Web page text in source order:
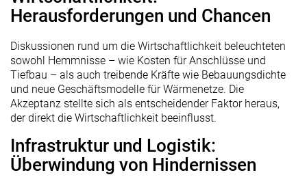
Herausforderungen und Chancen
Diskussionen rund um die Wirtschaftlichkeit beleuchteten
sowohl Hemmnisse – wie Kosten für Anschlüsse und
Tiefbau – als auch treibende Kräfte wie Bebauungsdichte
und neue Geschäftsmodelle für Wärmenetze. Die
Akzeptanz stellte sich als entscheidender Faktor heraus,
der direkt die Wirtschaftlichkeit beeinflusst.
Infrastruktur und Logistik:
Überwindung von Hindernissen